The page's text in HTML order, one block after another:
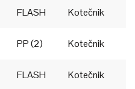
FLASH Kotečnik
PP (2) Kotečnik
FLASH Kotečnik